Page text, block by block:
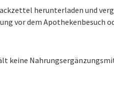
herunterladen und
vor dem Apothekenbesuch
keine